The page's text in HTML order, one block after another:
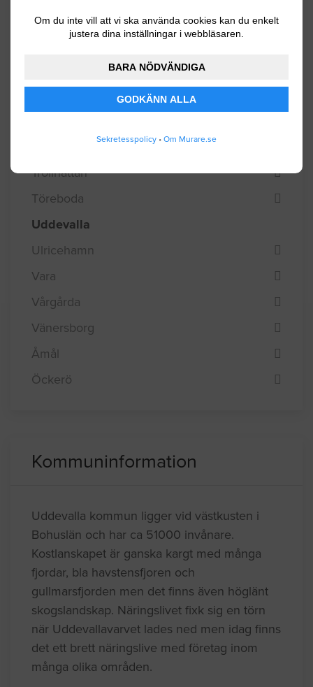
Om du inte vill att vi ska använda cookies kan du enkelt
justera dina inställningar i webbläsaren.
BARA NÖDVÄNDIGA
GODKÄNN ALLA
Sekretesspolicy • Om Murare.se
Svenljunga
Trollhättan
Töreboda
Uddevalla
Ulricehamn
Vara
Vårgårda
Vänersborg
Åmål
Öckerö
Kommuninformation
Uddevalla kommun ligger vid västkusten i
Bohuslän och har ca 51000 invånare.
Kostlanskapet är ganska kargt med många
fjordar, bla havstensfjoren och
gullmarsfjorden men det finns även höglänt
skogslandskap. Näringslivet fixk sig en törn
när Uddevallavarvet lades ned men idag finns
det ett brett näringslive med företag inom
många olika områden.